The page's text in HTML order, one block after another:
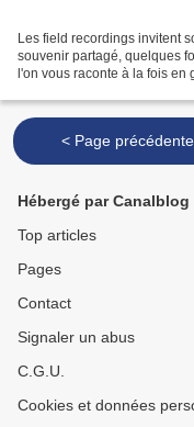
Les field recordings invitent
souvenir partagé, quelques
l'on vous raconte à la fois en
< Page précédente
Hébergé par Canalblog
Top articles
Pages
Contact
Signaler un abus
C.G.U.
Cookies et données